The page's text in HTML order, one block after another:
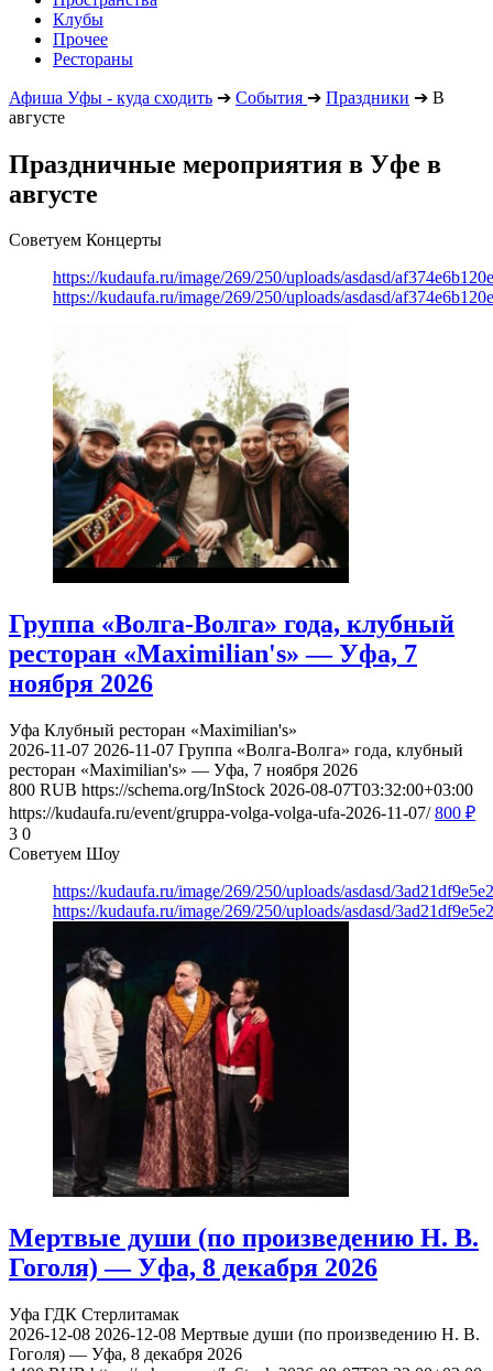
Клубы
Прочее
Рестораны
Афиша Уфы - куда сходить ➔ События ➔ Праздники ➔ В
августе
Праздничные мероприятия в Уфе в
августе
Советуем Концерты
https://kudaufa.ru/image/269/250/uploads/asdasd/
https://kudaufa.ru/image/269/250/uploads/asdasd/
Группа «Волга-Волга» года, клубный
ресторан «Maximilian's» — Уфа, 7
ноября 2026
Уфа Клубный ресторан «Maximilian's»
2026-11-07 2026-11-07 Группа «Волга-Волга» года, клубный
ресторан «Maximilian's» — Уфа, 7 ноября 2026
800 RUB https://schema.org/InStock 2026-08-07T03:32:00+03:00
https://kudaufa.ru/event/gruppa-volga-volga-ufa-2026-11-07/ 800 ₽
3 0
Советуем Шоу
https://kudaufa.ru/image/269/250/uploads/asdasd/
https://kudaufa.ru/image/269/250/uploads/asdasd/
Мертвые души (по произведению Н. В.
Гоголя) — Уфа, 8 декабря 2026
Уфа ГДК Стерлитамак
2026-12-08 2026-12-08 Мертвые души (по произведению Н. В.
Гоголя) — Уфа, 8 декабря 2026